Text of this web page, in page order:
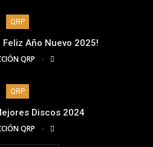
QRP
Feliz Año Nuevo 2025!
QRP
QRP
Discos 2024
QRP